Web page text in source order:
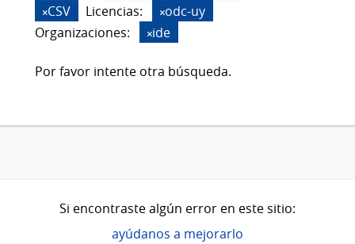
CSV
Licencias:
odc-uy
Organizaciones:
ide
Por favor intente otra búsqueda.
Si encontraste algún error en este sitio:
ayúdanos a mejorarlo